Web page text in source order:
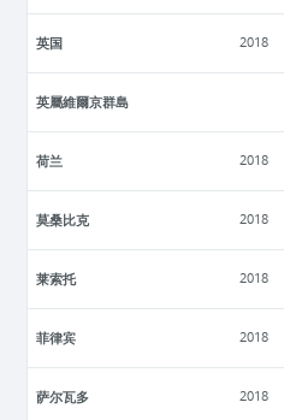
英国 2018
英屬維爾京群島
荷兰 2018
莫桑比克 2018
莱索托 2018
菲律宾 2018
萨尔瓦多 2018